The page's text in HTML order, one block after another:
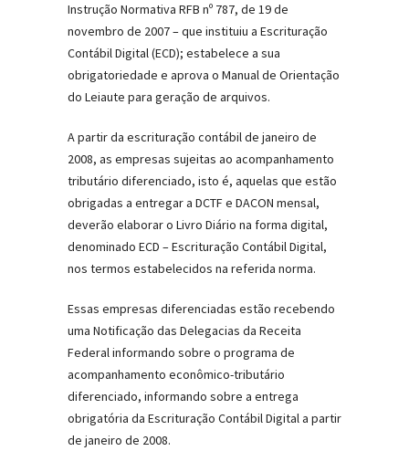
Instrução Normativa RFB nº 787, de 19 de
novembro de 2007 – que instituiu a Escrituração
Contábil Digital (ECD); estabelece a sua
obrigatoriedade e aprova o Manual de Orientação
do Leiaute para geração de arquivos.
A partir da escrituração contábil de janeiro de
2008, as empresas sujeitas ao acompanhamento
tributário diferenciado, isto é, aquelas que estão
obrigadas a entregar a DCTF e DACON mensal,
deverão elaborar o Livro Diário na forma digital,
denominado ECD – Escrituração Contábil Digital,
nos termos estabelecidos na referida norma.
Essas empresas diferenciadas estão recebendo
uma Notificação das Delegacias da Receita
Federal informando sobre o programa de
acompanhamento econômico-tributário
diferenciado, informando sobre a entrega
obrigatória da Escrituração Contábil Digital a partir
de janeiro de 2008.